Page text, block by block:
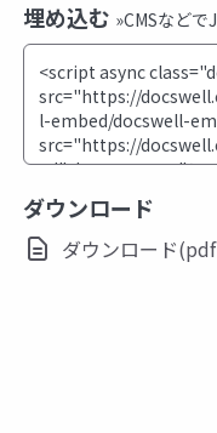
埋め込む »CMSなど
ダウンロード
ダウンロード